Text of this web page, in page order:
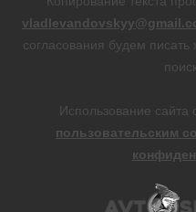
согласования будем писать
Использование сайта
пользовательским